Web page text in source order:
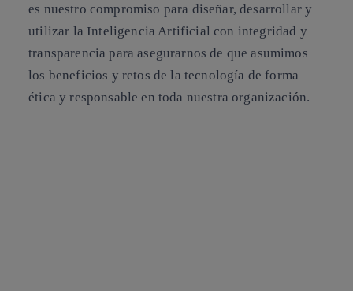
es nuestro compromiso para diseñar, desarrollar y
utilizar la Inteligencia Artificial con integridad y
transparencia para asegurarnos de que asumimos
los beneficios y retos de la tecnología de forma
ética y responsable en toda nuestra organización.